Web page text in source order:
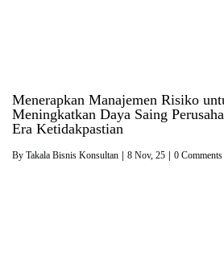
Menerapkan Manajemen Risiko
Meningkatkan Daya Saing
Era Ketidakpastian
By Takala Bisnis Konsultan 8 Nov, 25 0 Comments